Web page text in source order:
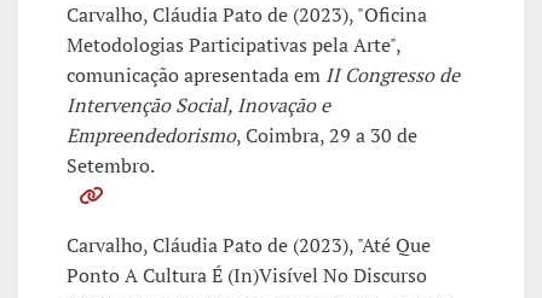
Carvalho, Cláudia Pato de (2023), "Oficina
Metodologias Participativas pela Arte",
comunicação apresentada em II Congresso de
Intervenção Social, Inovação e
Empreendedorismo, Coimbra, 29 a 30 de
Setembro.
Carvalho, Cláudia Pato de (2023), "Até Que
Ponto A Cultura É (In)Visível No Discurso